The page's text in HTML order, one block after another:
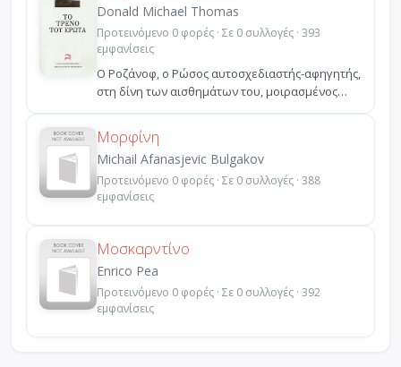
Donald Michael Thomas
Προτεινόμενο 0 φορές · Σε 0 συλλογές · 393
εμφανίσεις
Ο Ροζάνοφ, ο Ρώσος αυτοσχεδιαστής-αφηγητής,
στη δίνη των αισθημάτων του, μοιρασμένος
ανάμεσα στη γυν...
Μορφίνη
Michail Afanasjevic Bulgakov
Προτεινόμενο 0 φορές · Σε 0 συλλογές · 388
εμφανίσεις
Μοσκαρντίνο
Enrico Pea
Προτεινόμενο 0 φορές · Σε 0 συλλογές · 392
εμφανίσεις